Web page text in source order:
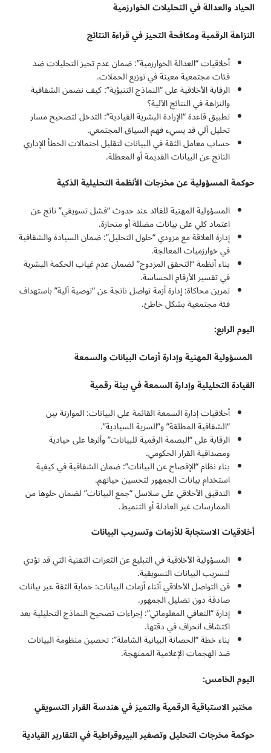
الحياد والعدالة في التحليلات الخوارزمية
النزاهة الرقمية ومكافحة التحيز في قراءة النتائج
أخلاقيات “العدالة الخوارزمية”: ضمان عدم تحيز التحليلات ضد
فئات مجتمعية معينة في توزيع الحملات.
الرقابة الأخلاقية على “النماذج التنبؤية”: كيف نضمن الشفافية
والنزاهة في النتائج الآلية؟
تطبيق قاعدة “الإرادة البشرية القيادية”: التدخل لتصحيح مسار
تحليل آلي قد يسيء فهم السياق المجتمعي.
حساب معامل الثقة في البيانات لتقليل احتمالات الخطأ الإداري
الناتج عن البيانات القديمة أو المعطلة.
حوكمة المسؤولية عن مخرجات الأنظمة التحليلية الذكية
المسؤولية المهنية للقائد عند حدوث “فشل تسويقي” ناتج عن
اعتماد كلي على بيانات مضللة أو منحازة.
إدارة العلاقة مع مزودي “حلول التحليل”: ضمان السيادة والشفافية
في خوارزميات المعالجة.
بناء أنظمة “التحقق المزدوج” لضمان عدم غياب الحكمة البشرية
في تفسير الأرقام الحساسة.
تمرين محاكاة: إدارة أزمة تواصل ناتجة عن “توصية آلية” باستهداف
فئة مجتمعية بشكل خاطئ.
اليوم الرابع:
المسؤولية المهنية وإدارة أزمات البيانات والسمعة
القيادة التحليلية وإدارة السمعة في بيئة رقمية
أخلاقيات إدارة السمعة القائمة على البيانات: الموازنة بين
“الشفافية المطلقة” و”السرية السيادية”.
الرقابة على “البصمة الرقمية للبيانات” وأثرها على حيادية
ومصداقية القرار الحكومي.
بناء نظام “الإفصاح عن البيانات”: ضمان الشفافية في كيفية
استخدام بيانات الجمهور لتحسين حياتهم.
التدقيق الأخلاقي على سلاسل “جمع البيانات” لضمان خلوها من
الممارسات غير العادلة أو التنميط.
أخلاقيات الاستجابة للأزمات وتسريب البيانات
المسؤولية الأخلاقية في التبليغ عن الثغرات التقنية التي قد تؤدي
لتسريب البيانات التسويقية.
فن التواصل الأخلاقي أثناء أزمات البيانات: حماية الثقة عبر بيانات
صادقة دون تضليل الجمهور.
إدارة “التعافي المعلوماتي”: إجراءات تصحيح النماذج التحليلية بعد
اكتشاف انحراف في دقتها.
بناء خطة “الحصانة البيانية الشاملة”: تحصين منظومة البيانات
ضد الهجمات الإعلامية الممنهجة.
اليوم الخامس:
مختبر الاستباقية الرقمية والتميز في هندسة القرار التسويقي
حوكمة مخرجات التحليل وتصفير البيروقراطية في التقارير القيادية